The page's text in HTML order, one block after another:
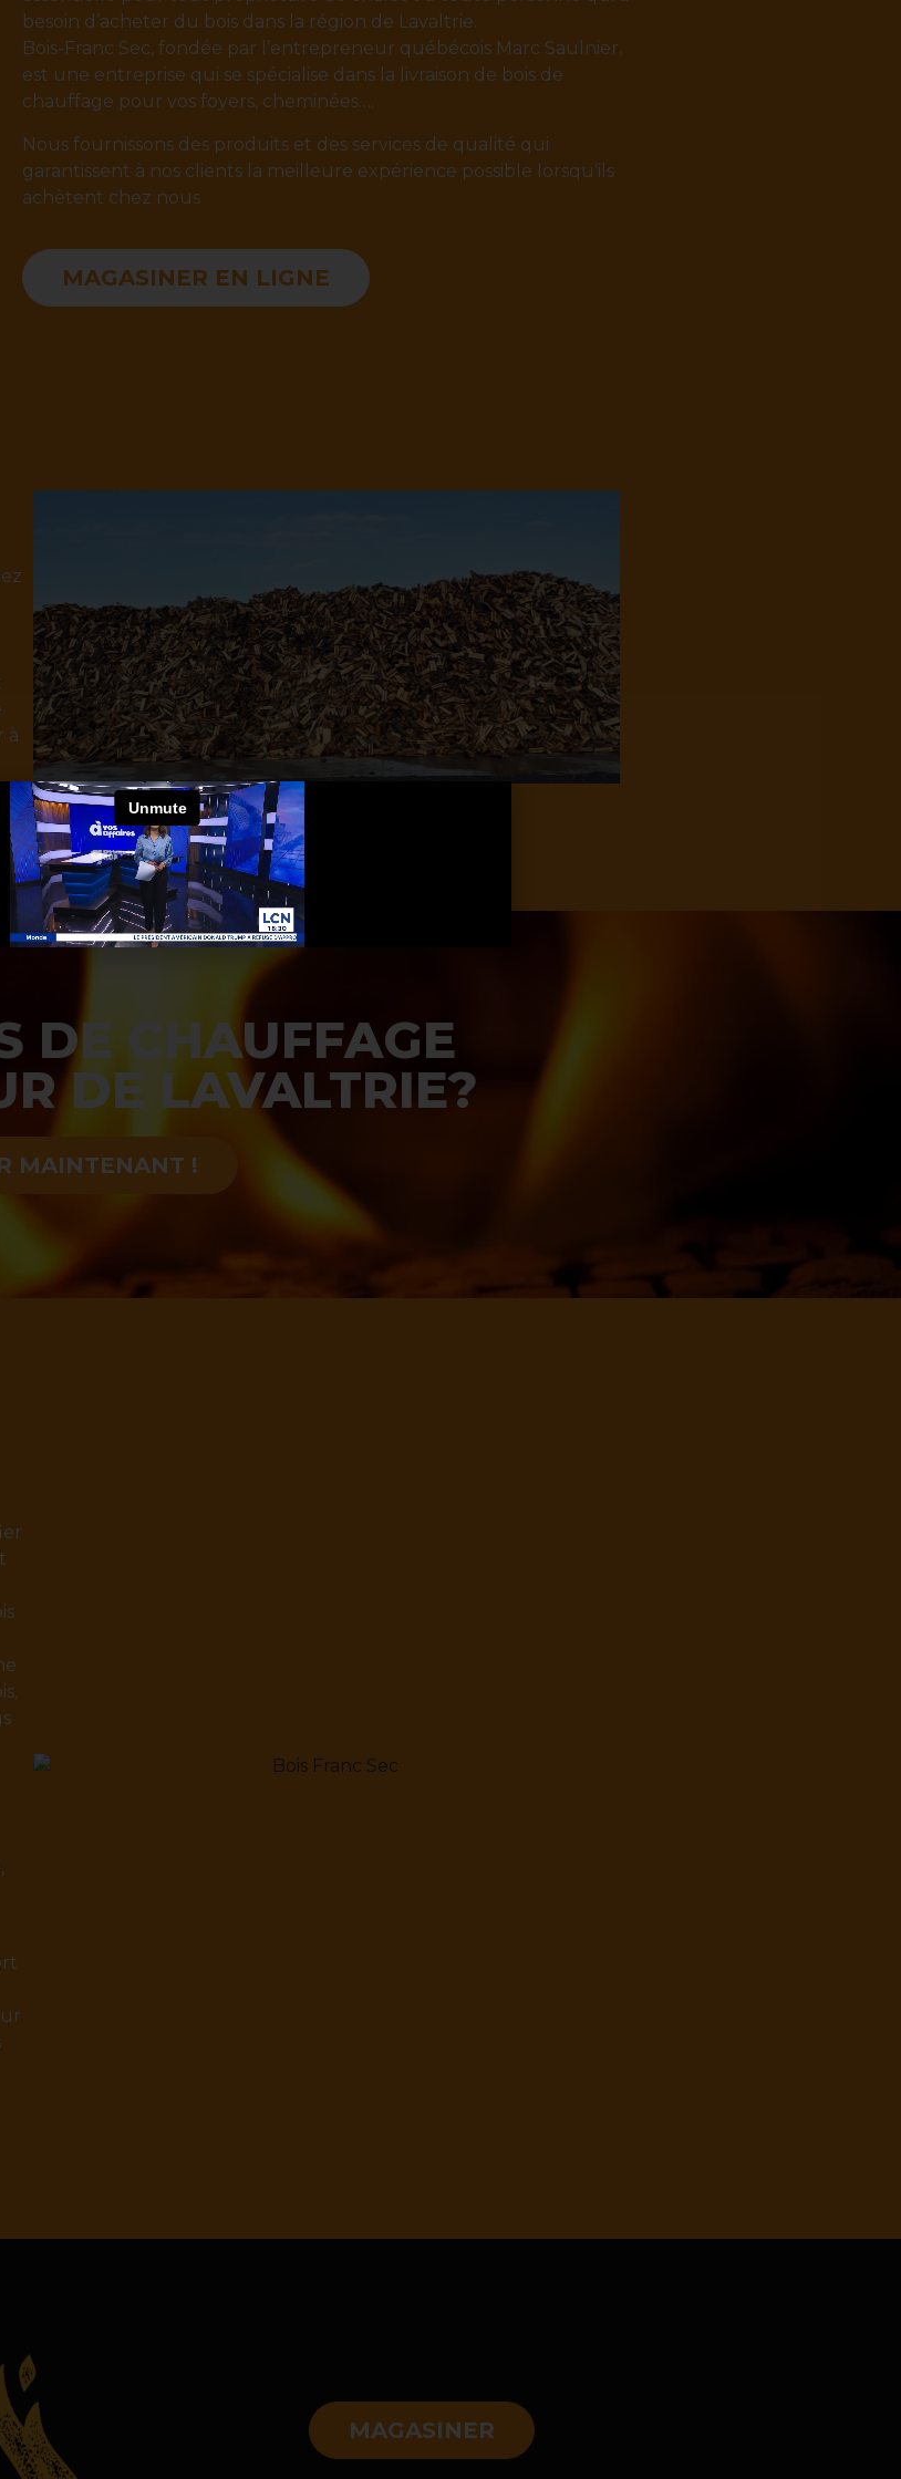
besoin d’acheter du bois dans la région de Lavaltrie.
Bois-Franc Sec, fondée par l’entrepreneur québécois Marc Saulnier,
est une entreprise qui se spécialise dans la livraison de bois de
chauffage pour vos foyers, cheminées….
Nous fournissons des produits et des services de qualité qui
garantissent à nos clients la meilleure expérience possible lorsqu’ils
achètent chez nous
MAGASINER EN LIGNE
à
DE CHAUFFAGE
DE LAVALTRIE?
MAINTENANT !
MAGASINER